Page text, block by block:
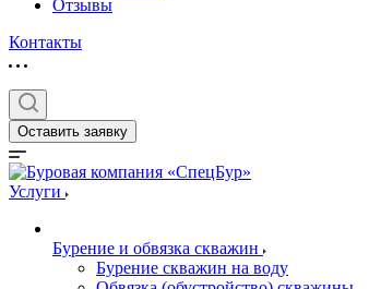
Отзывы
Контакты
Оставить заявку
Услуги
Бурение и обвязка скважин
Бурение скважин на воду